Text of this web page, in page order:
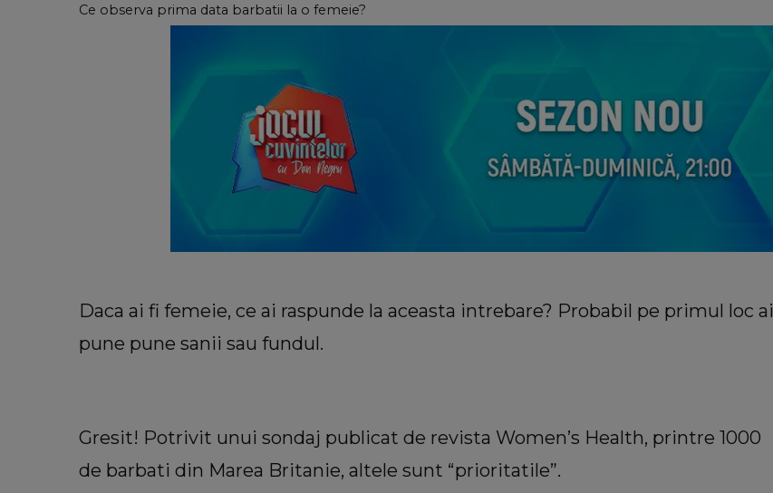
Ce observa prima data barbatii la o femeie?
Daca ai fi femeie, ce ai raspunde la aceasta intrebare? Probabil pe primul loc ai
pune pune sanii sau fundul.
Gresit! Potrivit unui sondaj publicat de revista Women’s Health, printre 1000
de barbati din Marea Britanie, altele sunt “prioritatile”.